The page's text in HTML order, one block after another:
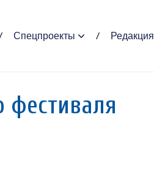
Спецпроекты Редакция
фестиваля